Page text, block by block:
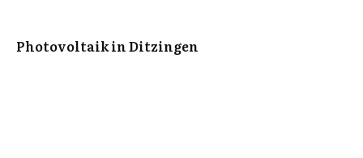
Photovoltaik in Ditzingen